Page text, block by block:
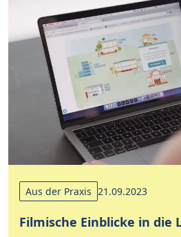
Aus der Praxis 21.09.2023
Filmische Einblicke in die